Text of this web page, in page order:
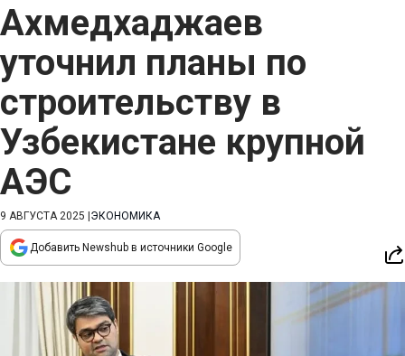
Ахмедхаджаев
уточнил планы по
строительству в
Узбекистане крупной
АЭС
9 АВГУСТА 2025 ЭКОНОМИКА
Добавить Newshub в источники Google